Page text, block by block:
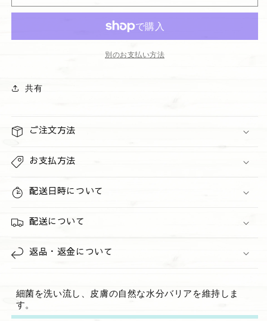
ド
ー
ッ
ト
Mojito&quot;
数
を
ら
ド
ー
を
や
別のお支払い方法
共有
ご注文方法
お支払方法
配送日時について
配送について
返品・返金について
細菌を洗い流し、皮膚の自然な水分バリアを維持しま
す。